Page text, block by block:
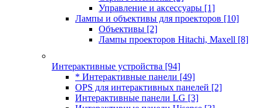
Управление и аксессуары [1]
Лампы и объективы для проекторов [10]
Объективы [2]
Лампы проекторов Hitachi, Maxell [8]
Интерактивные устройства [94]
* Интерактивные панели [49]
OPS для интерактивных панелей [2]
Интерактивные панели LG [3]